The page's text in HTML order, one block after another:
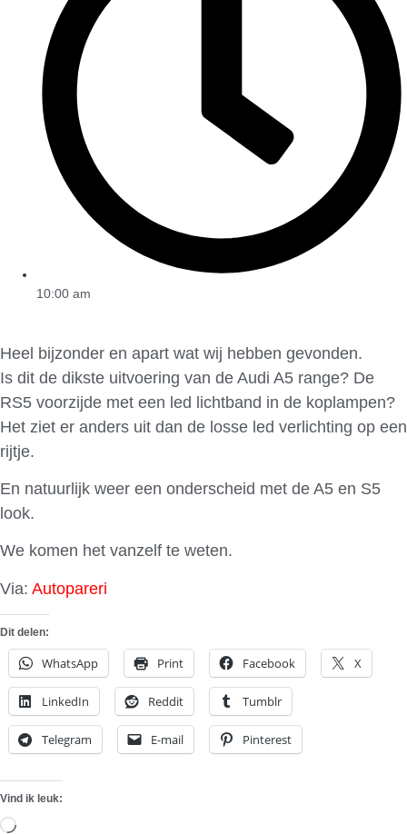
10:00 am
Heel bijzonder en apart wat wij hebben gevonden.
Is dit de dikste uitvoering van de Audi A5 range? De
RS5 voorzijde met een led lichtband in de koplampen?
Het ziet er anders uit dan de losse led verlichting op een
rijtje.
En natuurlijk weer een onderscheid met de A5 en S5
look.
We komen het vanzelf te weten.
Via: Autopareri
Dit delen:
WhatsApp Print Facebook X
LinkedIn Reddit Tumblr
Telegram E-mail Pinterest
Vind ik leuk:
Aan